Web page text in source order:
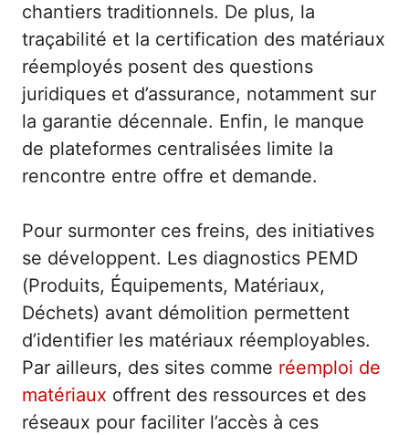
chantiers traditionnels. De plus, la
traçabilité et la certification des matériaux
réemployés posent des questions
juridiques et d’assurance, notamment sur
la garantie décennale. Enfin, le manque
de plateformes centralisées limite la
rencontre entre offre et demande.
Pour surmonter ces freins, des initiatives
se développent. Les diagnostics PEMD
(Produits, Équipements, Matériaux,
Déchets) avant démolition permettent
d’identifier les matériaux réemployables.
Par ailleurs, des sites comme réemploi de
matériaux offrent des ressources et des
réseaux pour faciliter l’accès à ces